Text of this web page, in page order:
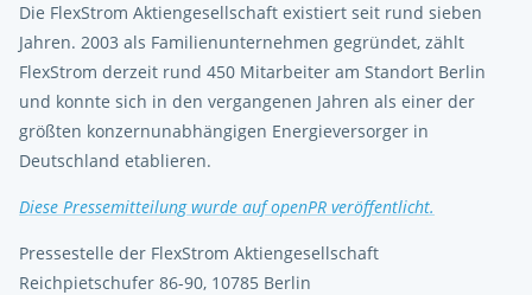
Die FlexStrom Aktiengesellschaft existiert seit rund sieben
Jahren. 2003 als Familienunternehmen gegründet, zählt
FlexStrom derzeit rund 450 Mitarbeiter am Standort Berlin
und konnte sich in den vergangenen Jahren als einer der
größten konzernunabhängigen Energieversorger in
Deutschland etablieren.
Diese Pressemitteilung wurde auf openPR veröffentlicht.
Pressestelle der FlexStrom Aktiengesellschaft
Reichpietschufer 86-90, 10785 Berlin